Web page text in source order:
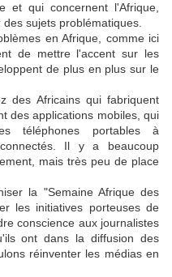
et qui concernent l'Afrique,
sujets problématiques.
en Afrique, comme ici
de mettre l'accent sur les
de plus en plus sur le
des Africains qui fabriquent
des applications mobiles, qui
téléphones portables à
Il y a beaucoup
mais très peu de place
la "Semaine Afrique des
les initiatives porteuses de
conscience aux journalistes
ont dans la diffusion des
réinventer les médias en